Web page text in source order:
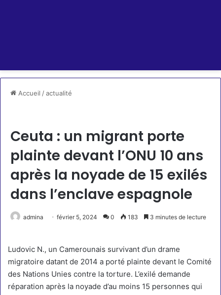
Accueil /actualité
Ceuta : un migrant porte
plainte devant l’ONU 10 ans
après la noyade de 15 exilés
dans l’enclave espagnole
admina février 5, 2024 0 183 3 minutes de lecture
Ludovic N., un Camerounais survivant d’un drame
migratoire datant de 2014 a porté plainte devant le Comité
des Nations Unies contre la torture. L’exilé demande
réparation après la noyade d’au moins 15 personnes qui